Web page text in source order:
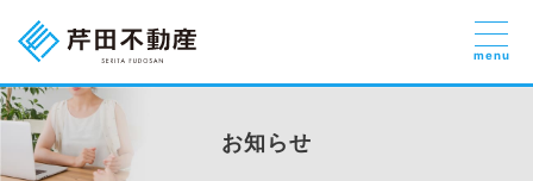
売りたい
貸したい方
menu
お知らせ